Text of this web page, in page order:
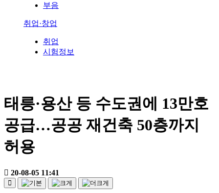
부음
취업·창업
취업
시험정보
태릉·용산 등 수도권에 13만호
공급…공공 재건축 50층까지
허용
20-08-05 11:41